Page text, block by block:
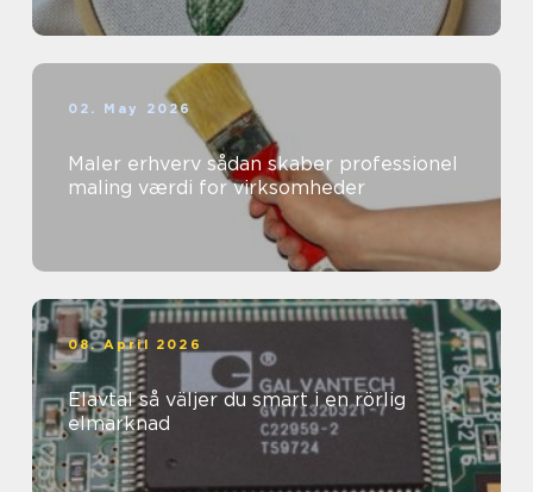
02. May 2026
Maler erhverv sådan skaber professionel
maling værdi for virksomheder
08. April 2026
Elavtal så väljer du smart i en rörlig
elmarknad